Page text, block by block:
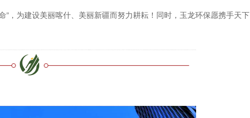
”，为建设美丽喀什、美丽新疆而努力耕耘！同时，玉龙环保愿携手天下